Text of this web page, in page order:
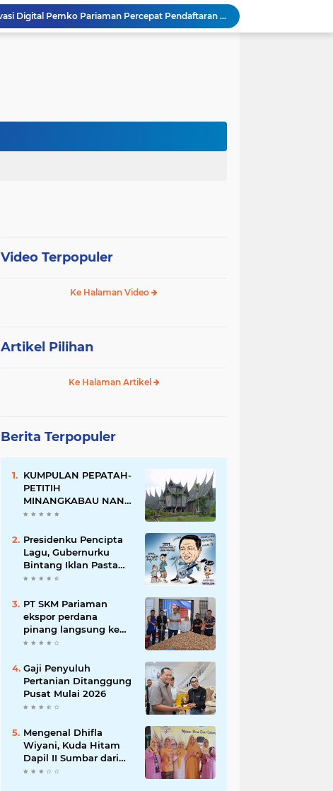
SEPEDA TANTE, Inovasi Digital Pemko Pariaman Percepat Pendaftaran Tanda Tangan Elektronik
Tingkatkan Mutu Pelayanan, Pemko Pariaman Gandeng RSUP Dr. M. Djamil Padang
Pemkot Pariaman Mulai Pusdiklat Paskibraka 2026, Wali Kota Tekankan Pentingnya Disiplin
Video Terpopuler
Ke Halaman Video
Artikel Pilihan
Ke Halaman Artikel
Berita Terpopuler
KUMPULAN PEPATAH-
PETITIH
MINANGKABAU NAN
ELOK
Presidenku Pencipta
Lagu, Gubernurku
Bintang Iklan Pasta
Gigi
PT SKM Pariaman
ekspor perdana
pinang langsung ke
India
Gaji Penyuluh
Pertanian Ditanggung
Pusat Mulai 2026
Mengenal Dhifla
Wiyani, Kuda Hitam
Dapil II Sumbar dari
Golkar